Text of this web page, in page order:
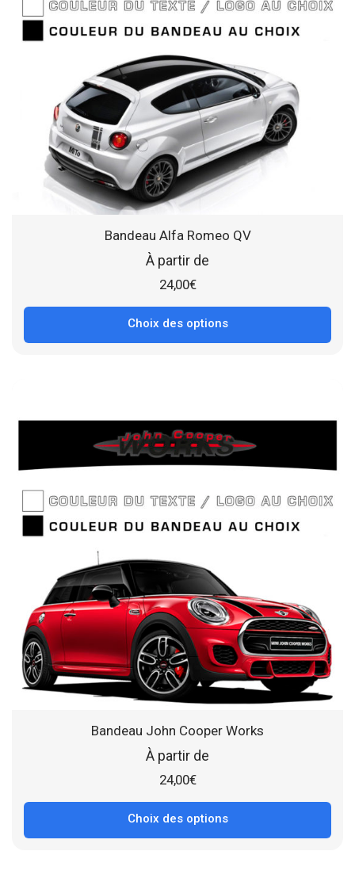
Bandeau Alfa Romeo QV
À partir de
24,00€
Choix des options
Bandeau John Cooper Works
À partir de
24,00€
Choix des options